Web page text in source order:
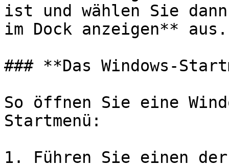
ist und wählen Sie dann
im Dock anzeigen** aus.
### **Das Windows-
So öffnen Sie eine
Startmenü:
1. Führen Sie einen